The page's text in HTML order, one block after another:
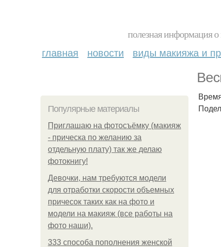
полезная информация
главная новости виды макияжа и
Популярные материалы
Приглашаю на фотосъёмку (макияж
- прическа по желанию за
отдельную плату) так же делаю
фотокнигу!
Девочки, нам требуются модели
для отработки скорости объемных
причесок таких как на фото и
модели на макияж (все работы на
фото наши).
333 способа пополнения женской